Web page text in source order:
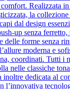
Realizzata
la
dal design
up senza ferretto,
delle forme senza
moderna e
coordinati. Tutti i
nelle classiche
inoltre dedicata al
l’innovativa